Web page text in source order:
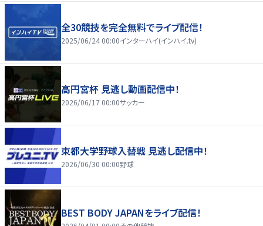
全30競技を完全無料でライブ配信！
2025/06/24 00:00インターハイ(インハイ.tv)
高円宮杯 見逃し動画配信中！
2026/06/17 00:00サッカー
東都大学野球入替戦 見逃し配信中！
2026/06/30 00:00野球
BEST BODY JAPANをライブ配信！